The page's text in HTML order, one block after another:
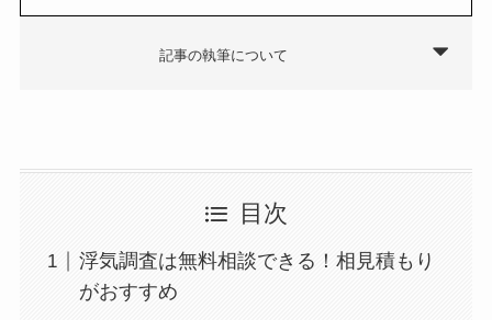
記事の執筆について
目次
浮気調査は無料相談できる！相見積もり
がおすすめ